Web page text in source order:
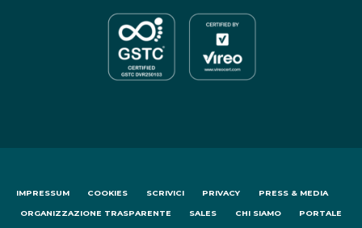
IMPRESSUM COOKIES SCRIVICI PRIVACY PRESS & MEDIA
ORGANIZZAZIONE TRASPARENTE SALES CHI SIAMO PORTALE